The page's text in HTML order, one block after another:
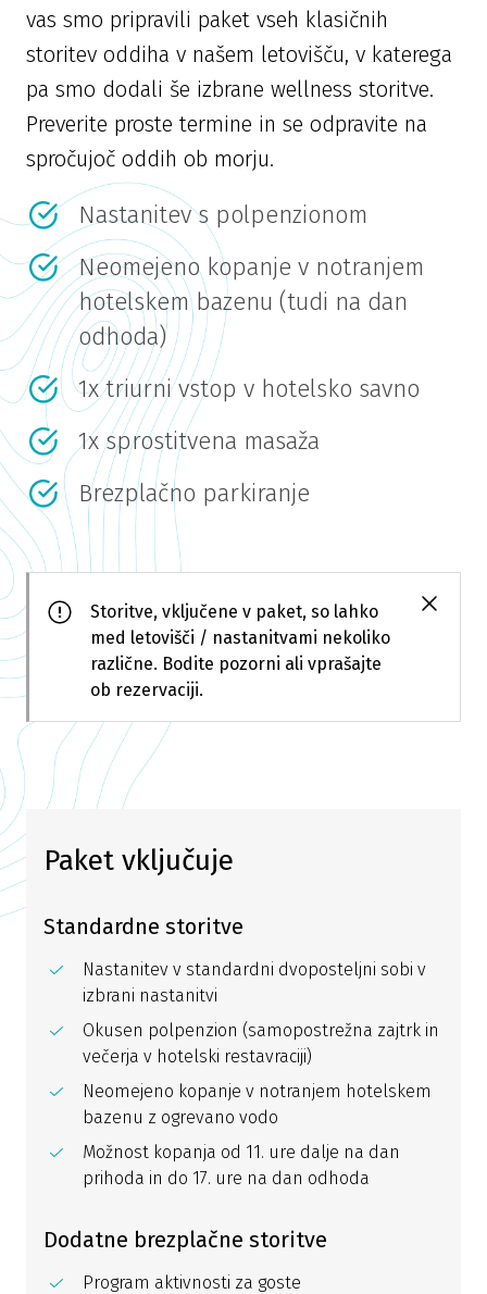
vas smo pripravili paket vseh klasičnih
storitev oddiha v našem letovišču, v katerega
pa smo dodali še izbrane wellness storitve.
Preverite proste termine in se odpravite na
spročujoč oddih ob morju.
Nastanitev s polpenzionom
Neomejeno kopanje v notranjem
hotelskem bazenu (tudi na dan
odhoda)
1x triurni vstop v hotelsko savno
1x sprostitvena masaža
Brezplačno parkiranje
Storitve, vključene v paket, so lahko
med letovišči / nastanitvami nekoliko
različne. Bodite pozorni ali vprašajte
ob rezervaciji.
Paket vključuje
Standardne storitve
Nastanitev v standardni dvoposteljni sobi v
izbrani nastanitvi
Okusen polpenzion (samopostrežna zajtrk in
večerja v hotelski restavraciji)
Neomejeno kopanje v notranjem hotelskem
bazenu z ogrevano vodo
Možnost kopanja od 11. ure dalje na dan
prihoda in do 17. ure na dan odhoda
Dodatne brezplačne storitve
Program aktivnosti za goste